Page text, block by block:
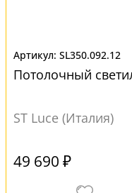
SL350.092.12
Потолочный
ST Luce (Италия)
49 690 ₽